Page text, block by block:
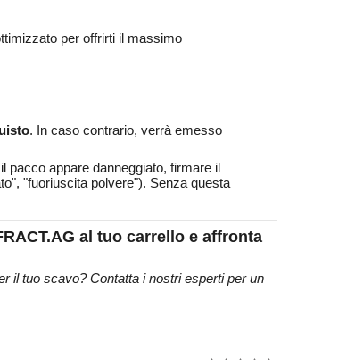
per offrirti il massimo
. In caso contrario, verrà emesso
pacco appare danneggiato, firmare il
"fuoriuscita polvere"). Senza questa
al tuo carrello e affronta
il tuo scavo? Contatta i nostri esperti per un